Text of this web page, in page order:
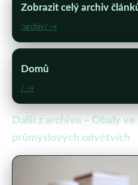
Zobrazit celý archiv
/archiv/ →
Domů
/ →
Další z archivu – Obaly
průmyslových odvětvích